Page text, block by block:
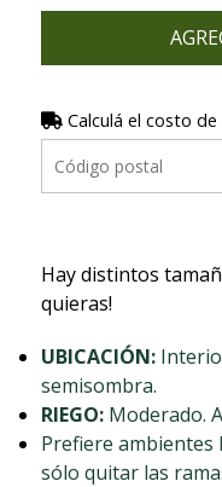
Calculá el costo de
Hay distintos
quieras!
UBICACIÓN:
semisombra.
RIEGO:Moderado.
Prefiere ambientes
sólo quitar las